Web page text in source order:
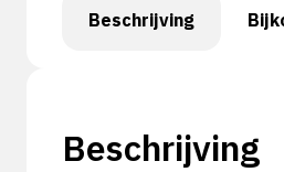
Beschrijving
Beschrijving